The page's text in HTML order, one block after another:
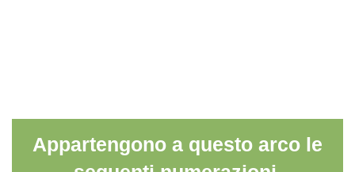
Appartengono a questo arco le